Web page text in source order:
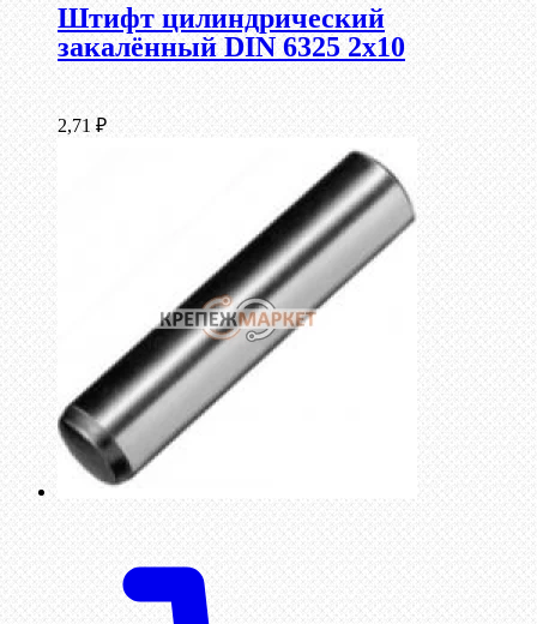
Штифт цилиндрический
закалённый DIN 6325 2х10
2,71 ₽